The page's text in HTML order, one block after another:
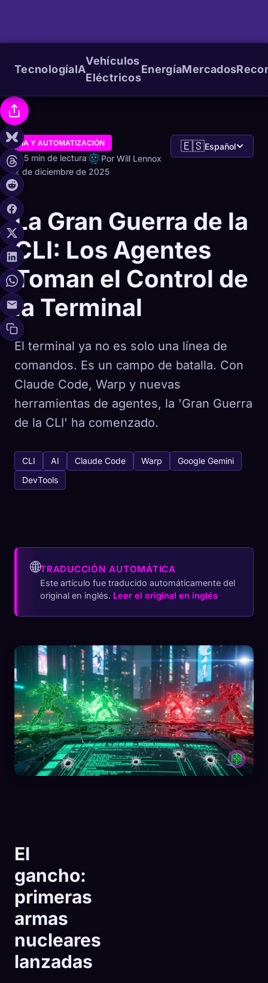
TecnologíaIA
Vehículos
Eléctricos
EnergíaMercados
IA Y AUTOMATIZACIÓN
5 min de lectura
Por Will Lennox
2 de diciembre de 2025
🇪🇸Español
La Gran Guerra de la
CLI: Los Agentes
Toman el Control de
la Terminal
El terminal ya no es solo una línea de
comandos. Es un campo de batalla. Con
Claude Code, Warp y nuevas
herramientas de agentes, la 'Gran Guerra
de la CLI' ha comenzado.
CLI AI Claude Code Warp
Google Gemini
DevTools
🌐TRADUCCIÓN AUTOMÁTICA
Este artículo fue traducido automáticamente del
original en inglés. Leer el original en inglés
El
gancho:
primeras
armas
nucleares
lanzadas